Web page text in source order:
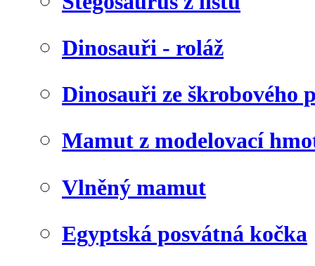
Dinosauři - roláž
Dinosauři ze škrobového
Mamut z modelovací
Vlněný mamut
Egyptská posvátná kočka